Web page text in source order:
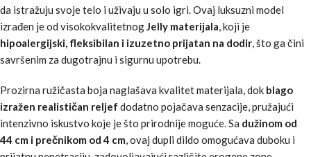
da istražuju svoje telo i uživaju u solo igri. Ovaj luksuzni model
izrađen je od visokokvalitetnogJelly materijala, koji je
hipoalergijski, fleksibilan i izuzetno prijatan na dodir, što ga čini
savršenim za dugotrajnu i sigurnu upotrebu.
Prozirna ružičasta boja naglašava kvalitet materijala, dok blago
izražen realističan reljef dodatno pojačava senzacije, pružajući
intenzivno iskustvo koje je što prirodnije moguće. Sa dužinom od
44 cm i prečnikom od 4 cm, ovaj dupli dildo omogućava duboku i